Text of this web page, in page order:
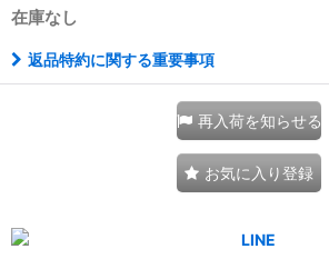
在庫なし
返品特約に関する重要事項
再入荷を知らせる
お気に入り登録